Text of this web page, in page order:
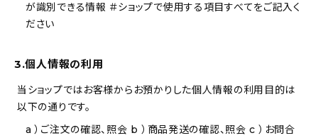
新着記事
おすすめの記事
インテリア
が識別できる情報 ＃ショップで使用する項目すべてをご記入く
ださい
3.個人情報の利用
当ショップではお客様からお預かりした個人情報の利用目的は
以下の通りです。
a ）ご注文の確認、照会 b ）商品発送の確認、照会 c ）お問合